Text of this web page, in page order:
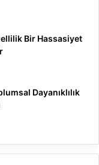
Bir Hassasiyet
Dayanıklılık